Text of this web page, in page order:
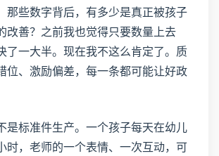
那些数字背后，有多少是真正被孩子
改善？之前我也觉得只要数量上去
了一大半。现在我不这么肯定了。质
位、激励偏差，每一条都可能让好政
是标准件生产。一个孩子每天在幼儿
时，老师的一个表情、一次互动，可